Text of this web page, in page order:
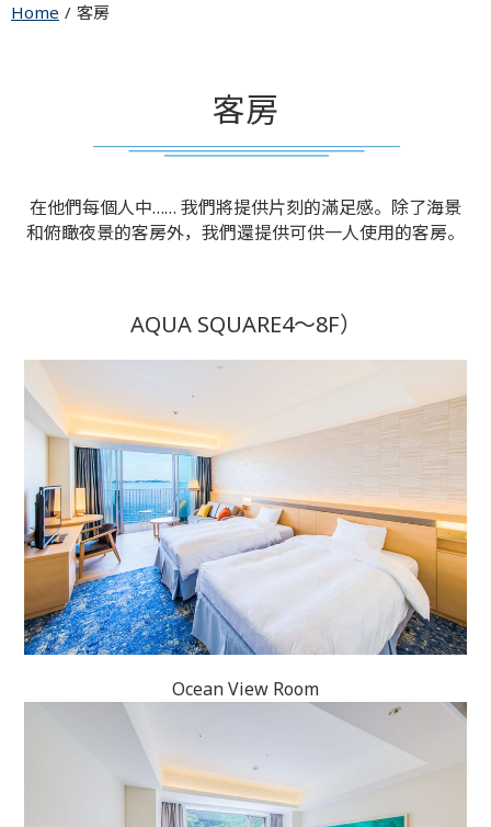
Home 客房
客房
在他們每個人中…… 我們將提供片刻的滿足感。 除了海景
和俯瞰夜景的客房外，我們還提供可供一人使用的客房。
AQUA SQUARE4〜8F）
Ocean View Room